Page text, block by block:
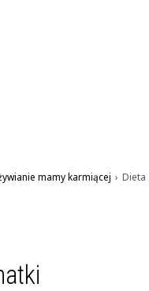
mamy karmiącej › Dieta